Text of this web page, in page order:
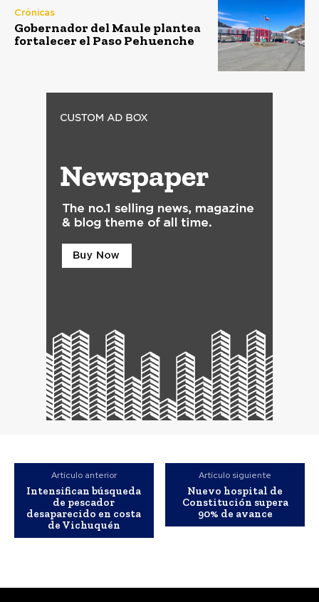
Crónicas
Gobernador del Maule plantea
fortalecer el Paso Pehuenche
Artículo anterior
Intensifican búsqueda
de pescador
desaparecido en costa
de Vichuquén
Artículo siguiente
Nuevo hospital de
Constitución supera
90% de avance